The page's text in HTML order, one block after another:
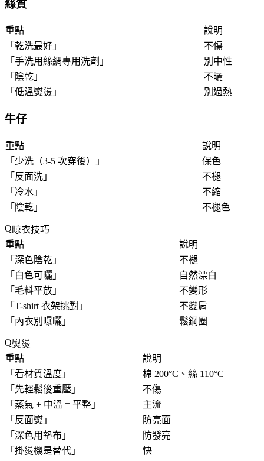
絲質
重點
說明
「 乾洗最好 」
不傷
「 手洗用絲綢專用洗劑 」
別中性
「 陰乾 」
不曬
「 低溫熨燙 」 別過熱
牛仔
重點
說明
「 少洗（3-5 次穿後） 」
保色
「 反面洗 」
不褪
「 冷水 」
不縮
「 陰乾 」 不褪色
晾衣技巧
重點
說明
「 深色陰乾 」
不褪
「 白色可曬 」
自然漂白
「 毛料平放 」
不變形
「 T-shirt 衣架挑對 」
不變肩
「 內衣別曝曬 」 鬆鋼圈
熨燙
重點
說明
「 看材質溫度 」
棉 200°C、絲 110°C
「 先輕鬆後重壓 」
不傷
「 蒸氣 + 中溫 = 平整 」
主流
「 反面熨 」
防亮面
「 深色用墊布 」
防發亮
「 掛燙機是替代 」 快